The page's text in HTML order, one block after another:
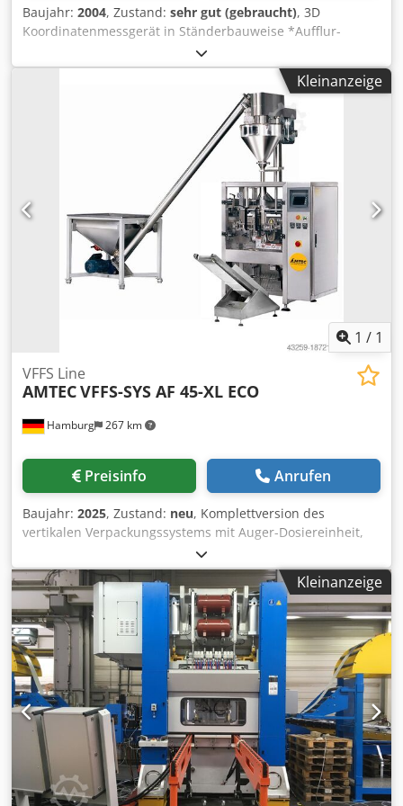
Baujahr: 2004, Zustand: sehr gut (gebraucht), 3D
Koordinatenmessgerät in Ständerbauweise *Aufflur-
Installation auf Stahlfüsse *Höhe Boden zu Messplatte:
600 mm Messbereich *X 3.200 , Y 1.600 , Z 1.800 [mm]
Messunsicherheit *30 + L/40, max. 60 [µm] bei L=3.000 mm
Dynamik *3D-Verfahrgeschwindigkeit 220 mm/sec *3D-
Beschleunigung 1000 mm/sec² Tastsystem *Renishaw PHS
/ alternativ PH10M *Renishaw TP20+2 Module Steuerung
*Pantec Eagle Pro Funkbedieneinheit *Handbedienung
HT400 Software POLYWORKS Inspector Chsdpfx
Ajhlqkneanea Optionale Technologien Tasterwechselbank
MCR20 Tasterwechselbank ACR3 Optischer Scanner
KREON oder NIKON Dienstleistungen des Anbieters
Transport, Inbetriebnahme , Kalibrierung , Endabnahme
Gewährleistung 12 Monate , ab Datum der Abnahme
Kleinanzeige
1 / 1
Hamburg 267 km
VFFS Line
AMTECVFFS-SYS AF 45-XL ECO
Preisinfo Anrufen
Baujahr: 2025, Zustand: neu, Komplettversion des
vertikalen Verpackungssystems mit Auger-Dosiereinheit,
Schraubenförderer und Abfuhrfließband. Geeignet zum
Verpacken von puderartigen Produkten mit hohem oder
niedrigem Fließvermögen. Die vertikale
Verpackungsmaschine (VFFS) ist mit folgenden
Komponenten ausgestattet: PLC (Touchscreen-
Bedienmonitor, in verschiedenen Sprachen erhältlich
beispielsweise Englisch, Deutsch, etc.), Datum Drucker,
automatisches Programm-Setup, Markierungssensor,
Schnell-Wechsel-Form-Einheit, pneumatische
Schweißeinheit, Servomotor für Folientransport,
Doppeltransport möglich, Luftabscheide/-Abzug-
Vorrichtung (entfernt vor dem Verschließen Luft aus dem
Beutel - es wird kein Vakuum erzeugt), Haltervorrichtung
für schwere fertige Beutel, Euroloch-Stanzvorrichtung,
Kleinanzeige